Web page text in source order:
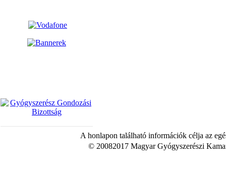
A honlapon található információk célja az
© 20082017 Magyar Gyógyszerészi